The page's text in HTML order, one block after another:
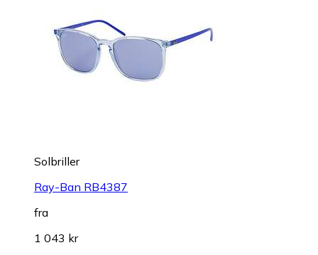
Solbriller
Ray-Ban RB4387
fra
1 043 kr